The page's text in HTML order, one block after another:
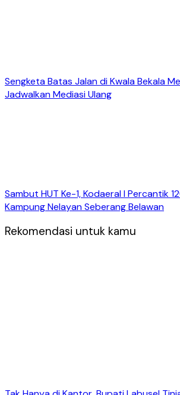
Sengketa Batas Jalan di Kwala Bekala
Jadwalkan Mediasi Ulang
Sambut HUT Ke-1, Kodaeral I Percantik
Kampung Nelayan Seberang Belawan
Rekomendasi untuk kamu